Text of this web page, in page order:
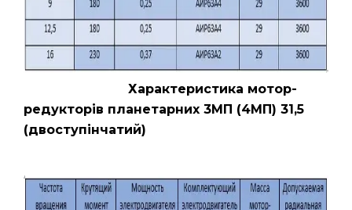
Характеристика мотор-
редукторів планетарних 3МП (4МП) 31,5
(двоступінчатий)